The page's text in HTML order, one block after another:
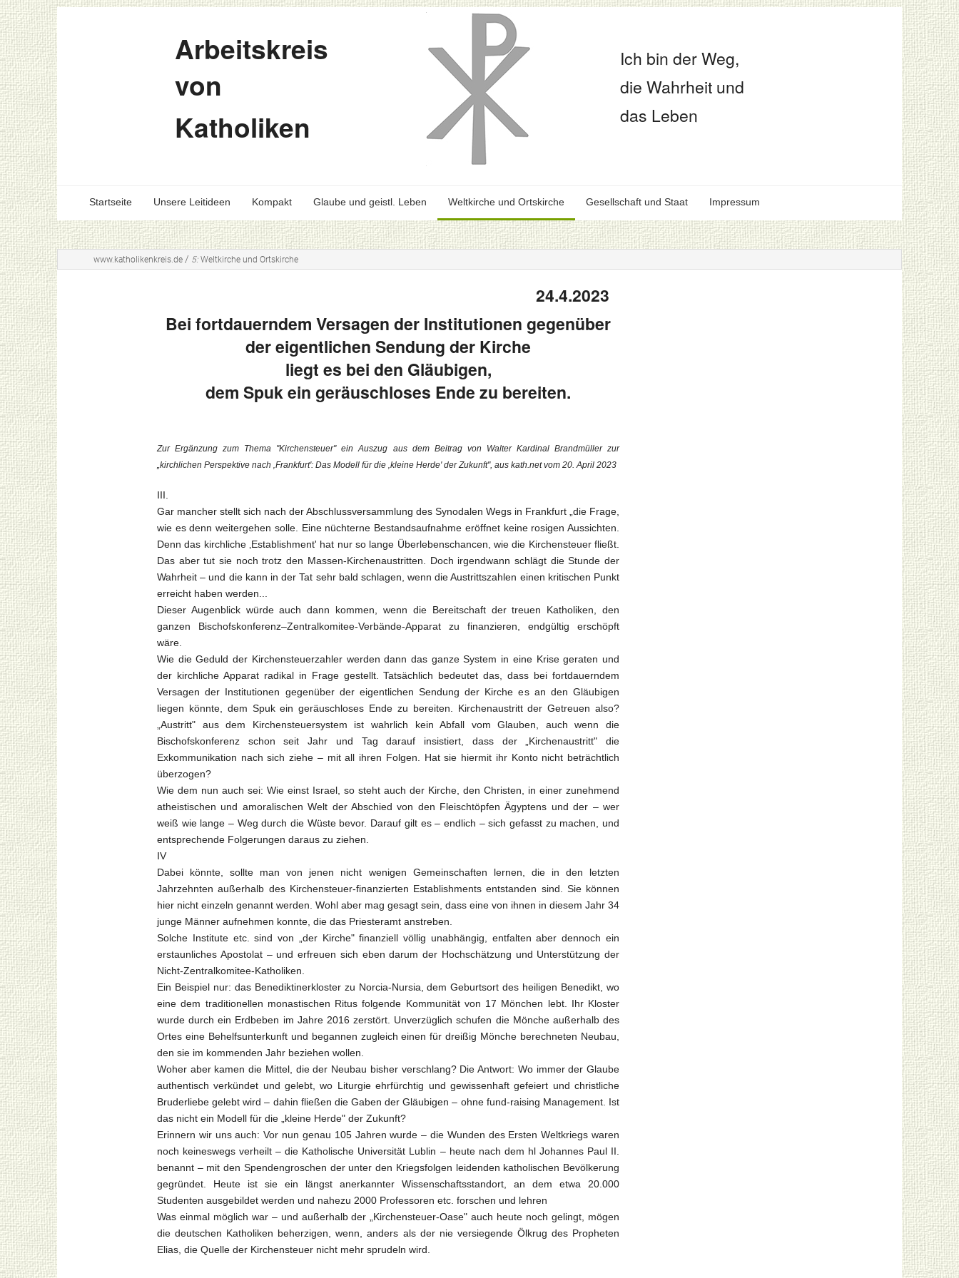
Arbeitskreis
von
Katholiken
Ich bin der Weg,
die Wahrheit und
das Leben
Startseite Unsere Leitideen Kompakt Glaube und geistl. Leben Weltkirche und Ortskirche Gesellschaft und Staat Impressum
www.katholikenkreis.de / 5: Weltkirche und Ortskirche
24.4.2023
Bei fortdauerndem Versagen der Institutionen gegenüber
der eigentlichen Sendung der Kirche
liegt es bei den Gläubigen,
dem Spuk ein geräuschloses Ende zu bereiten.
Zur Ergänzung zum Thema "Kirchensteuer" ein Auszug aus dem Beitrag von Walter Kardinal Brandmüller zur
„kirchlichen Perspektive nach ‚Frankfurt': Das Modell für die ‚kleine Herde' der Zukunft", aus kath.net vom 20. April 2023
III.
Gar mancher stellt sich nach der Abschlussversammlung des Synodalen Wegs in Frankfurt „die Frage,
wie es denn weitergehen solle. Eine nüchterne Bestandsaufnahme eröffnet keine rosigen Aussichten.
Denn das kirchliche ‚Establishment' hat nur so lange Überlebenschancen, wie die Kirchensteuer fließt.
Das aber tut sie noch trotz den Massen-Kirchenaustritten. Doch irgendwann schlägt die Stunde der
Wahrheit – und die kann in der Tat sehr bald schlagen, wenn die Austrittszahlen einen kritischen Punkt
erreicht haben werden...
Dieser Augenblick würde auch dann kommen, wenn die Bereitschaft der treuen Katholiken, den
ganzen Bischofskonferenz–Zentralkomitee-Verbände-Apparat zu finanzieren, endgültig erschöpft
wäre.
Wie die Geduld der Kirchensteuerzahler werden dann das ganze System in eine Krise geraten und
der kirchliche Apparat radikal in Frage gestellt. Tatsächlich bedeutet das, dass bei fortdauerndem
Versagen der Institutionen gegenüber der eigentlichen Sendung der Kirche es an den Gläubigen
liegen könnte, dem Spuk ein geräuschloses Ende zu bereiten. Kirchenaustritt der Getreuen also?
„Austritt" aus dem Kirchensteuersystem ist wahrlich kein Abfall vom Glauben, auch wenn die
Bischofskonferenz schon seit Jahr und Tag darauf insistiert, dass der „Kirchenaustritt" die
Exkommunikation nach sich ziehe – mitall ihren Folgen. Hat sie hiermit ihr Konto nicht beträchtlich
überzogen?
Wie dem nun auch sei: Wie einst Israel, so steht auch der Kirche, den Christen, in einer zunehmend
atheistischen und amoralischen Welt der Abschied von den Fleischtöpfen Ägyptens und der – wer
weiß wie lange – Weg durch die Wüste bevor. Darauf gilt es – endlich – sich gefasst zu machen, und
entsprechende Folgerungen daraus zu ziehen.
IV
Dabei könnte, sollte man von jenen nicht wenigen Gemeinschaften lernen, die in den letzten
Jahrzehnten außerhalb des Kirchensteuer-finanzierten Establishments entstanden sind. Sie können
hier nicht einzeln genannt werden. Wohl aber mag gesagt sein, dass eine von ihnen in diesem Jahr 34
junge Männer aufnehmen konnte, die das Priesteramt anstreben.
Solche Institute etc. sind von „der Kirche" finanziell völlig unabhängig, entfalten aber dennoch ein
erstaunliches Apostolat – und erfreuen sich eben darum der Hochschätzung und Unterstützung der
Nicht-Zentralkomitee-Katholiken.
Ein Beispiel nur: das Benediktinerkloster zu Norcia-Nursia, dem Geburtsort des heiligen Benedikt, wo
eine dem traditionellen monastischen Ritus folgende Kommunität von 17 Mönchen lebt. Ihr Kloster
wurde durch ein Erdbeben im Jahre 2016 zerstört. Unverzüglich schufen die Mönche außerhalb des
Ortes eine Behelfsunterkunft und begannen zugleich einen für dreißig Mönche berechneten Neubau,
den sie im kommenden Jahr beziehen wollen.
Woher aber kamen die Mittel, die der Neubau bisher verschlang? Die Antwort: Wo immer der Glaube
authentisch verkündet und gelebt, wo Liturgie ehrfürchtig und gewissenhaft gefeiert und christliche
Bruderliebe gelebt wird – dahin fließen die Gaben der Gläubigen – ohne fund-raising Management. Ist
das nicht ein Modell für die „kleine Herde" der Zukunft?
Erinnern wir uns auch: Vor nun genau 105 Jahren wurde – die Wunden des Ersten Weltkriegs waren
noch keineswegs verheilt – die Katholische Universität Lublin – heute nach dem hl Johannes Paul II.
benannt – mit den Spendengroschen der unter den Kriegsfolgen leidenden katholischen Bevölkerung
gegründet. Heute ist sie ein längst anerkannter Wissenschaftsstandort, an dem etwa 20.000
Studenten ausgebildet werden und nahezu 2000 Professoren etc. forschen und lehren
Was einmal möglich war – und außerhalb der „Kirchensteuer-Oase" auch heute noch gelingt, mögen
die deutschen Katholiken beherzigen, wenn, anders als der nie versiegende Ölkrug des Propheten
Elias, die Quelle der Kirchensteuer nicht mehr sprudeln wird.